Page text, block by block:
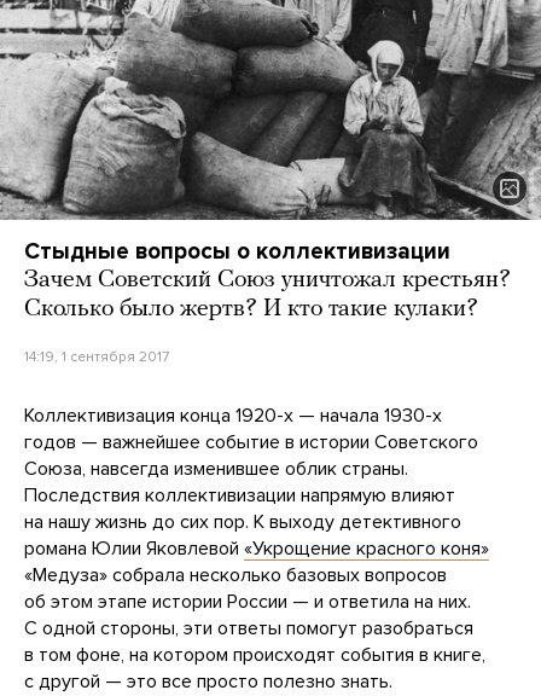
Стыдные вопросы о коллективизации
Зачем Советский Союз уничтожал крестьян?
Сколько было жертв? И кто такие кулаки?
14:19, 1 сентября 2017
Коллективизация конца 1920-х — начала 1930-х
годов — важнейшее событие в истории Советского
Союза, навсегда изменившее облик страны.
Последствия коллективизации напрямую влияют
на нашу жизнь до сих пор. К выходу детективного
романа Юлии Яковлевой «Укрощение красного коня»
«Медуза» собрала несколько базовых вопросов
об этом этапе истории России — и ответила на них.
С одной стороны, эти ответы помогут разобраться
в том фоне, на котором происходят события в книге,
с другой — это все просто полезно знать.